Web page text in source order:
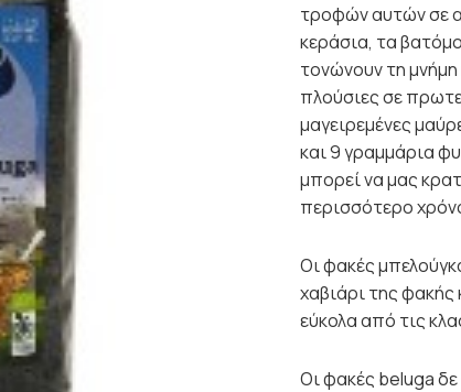
τροφών αυτών σε
κεράσια, τα
τονώνουν τη μνήμη
πλούσιες σε
μαγειρεμένες
και 9 γραμμάρια
μπορεί να μας
περισσότερο
Οι φακές
χαβιάρι της φακής
εύκολα από τις
Οι φακές beluga